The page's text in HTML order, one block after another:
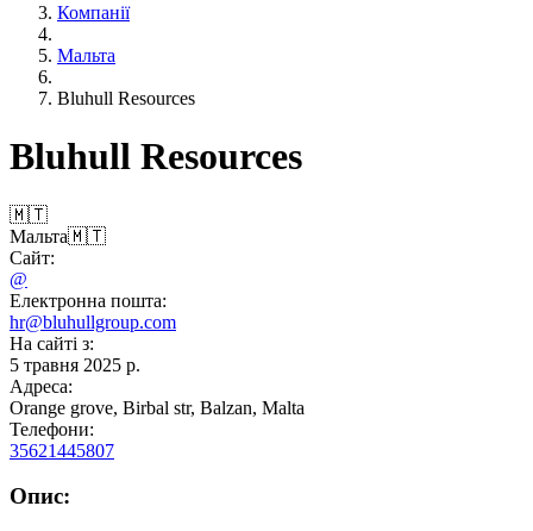
Компанії
Мальта
Bluhull Resources
Bluhull Resources
🇲🇹
Мальта🇲🇹
Сайт:
@
Електронна пошта:
hr@bluhullgroup.com
На сайті з:
5 травня 2025 р.
Адреса:
Orange grove, Birbal str, Balzan, Malta
Телефони:
35621445807
Опис: